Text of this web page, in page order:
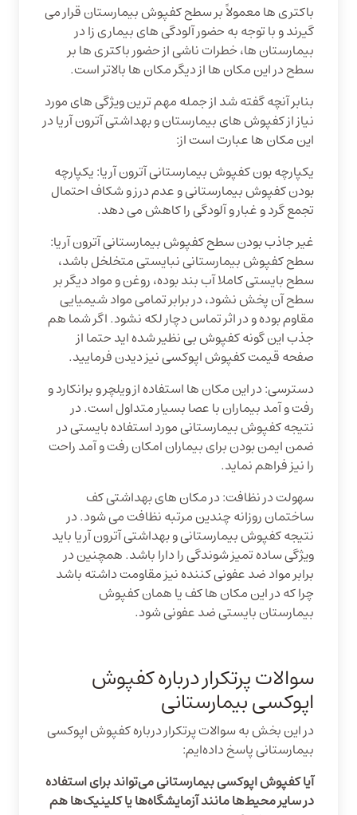
باکتری ها معمولاً بر سطح کفپوش بیمارستان قرار می
گیرند و با توجه به حضور آلودگی های بیماری زا در
بیمارستان ها، خطرات ناشی از حضور باکتری ها بر
سطح در این مکان ها از دیگر مکان ها بالاتر است.
بنابر آنچه گفته شد از جمله مهم ترین ویژگی های مورد
نیاز از کفپوش های بیمارستان و بهداشتی آترون آریا در
این مکان ها عبارت است از:
یکپارچه بون کفپوش بیمارستانی آترون آریا: یکپارچه
بودن کفپوش بیمارستانی و عدم درز و شکاف احتمال
تجمع گرد و غبار و آلودگی را کاهش می دهد.
غیر جاذب بودن سطح کفپوش بیمارستانی آترون آریا:
سطح کفپوش بیمارستانی نبایستی متخلخل باشد،
سطح بایستی کاملا آب بند بوده، روغن و مواد دیگر بر
سطح آن پخش نشود، در برابر تمامی مواد شیمیایی
مقاوم بوده و در اثر تماس دچار لکه نشود. اگر شما هم
جذب این گونه کفپوش بی نظیر شده اید حتما از
صفحه قیمت کفپوش اپوکسی نیز دیدن فرمایید.
دسترسی: در این مکان ها استفاده از ویلچر و برانکارد و
رفت و آمد بیماران با عصا بسیار متداول است. در
نتیجه کفپوش بیمارستانی مورد استفاده بایستی در
ضمن ایمن بودن برای بیماران امکان رفت و آمد راحت
را نیز فراهم نماید.
سهولت در نظافت: در مکان های بهداشتی کف
ساختمان روزانه چندین مرتبه نظافت می شود. در
نتیجه کفپوش بیمارستانی و بهداشتی آترون آریا باید
ویژگی ساده تمیز شوندگی را دارا باشد. همچنین در
برابر مواد ضد عفونی کننده نیز مقاومت داشته باشد
چرا که در این مکان ها کف یا همان کفپوش
بیمارستان بایستی ضد عفونی شود.
سوالات پرتکرار درباره کفپوش
اپوکسی بیمارستانی
در این بخش به سوالات پرتکرار درباره کفپوش اپوکسی
بیمارستانی پاسخ داده‌ایم:
آیا کفپوش اپوکسی بیمارستانی می‌تواند برای استفاده
در سایر محیط‌ها مانند آزمایشگاه‌ها یا کلینیک‌ها هم